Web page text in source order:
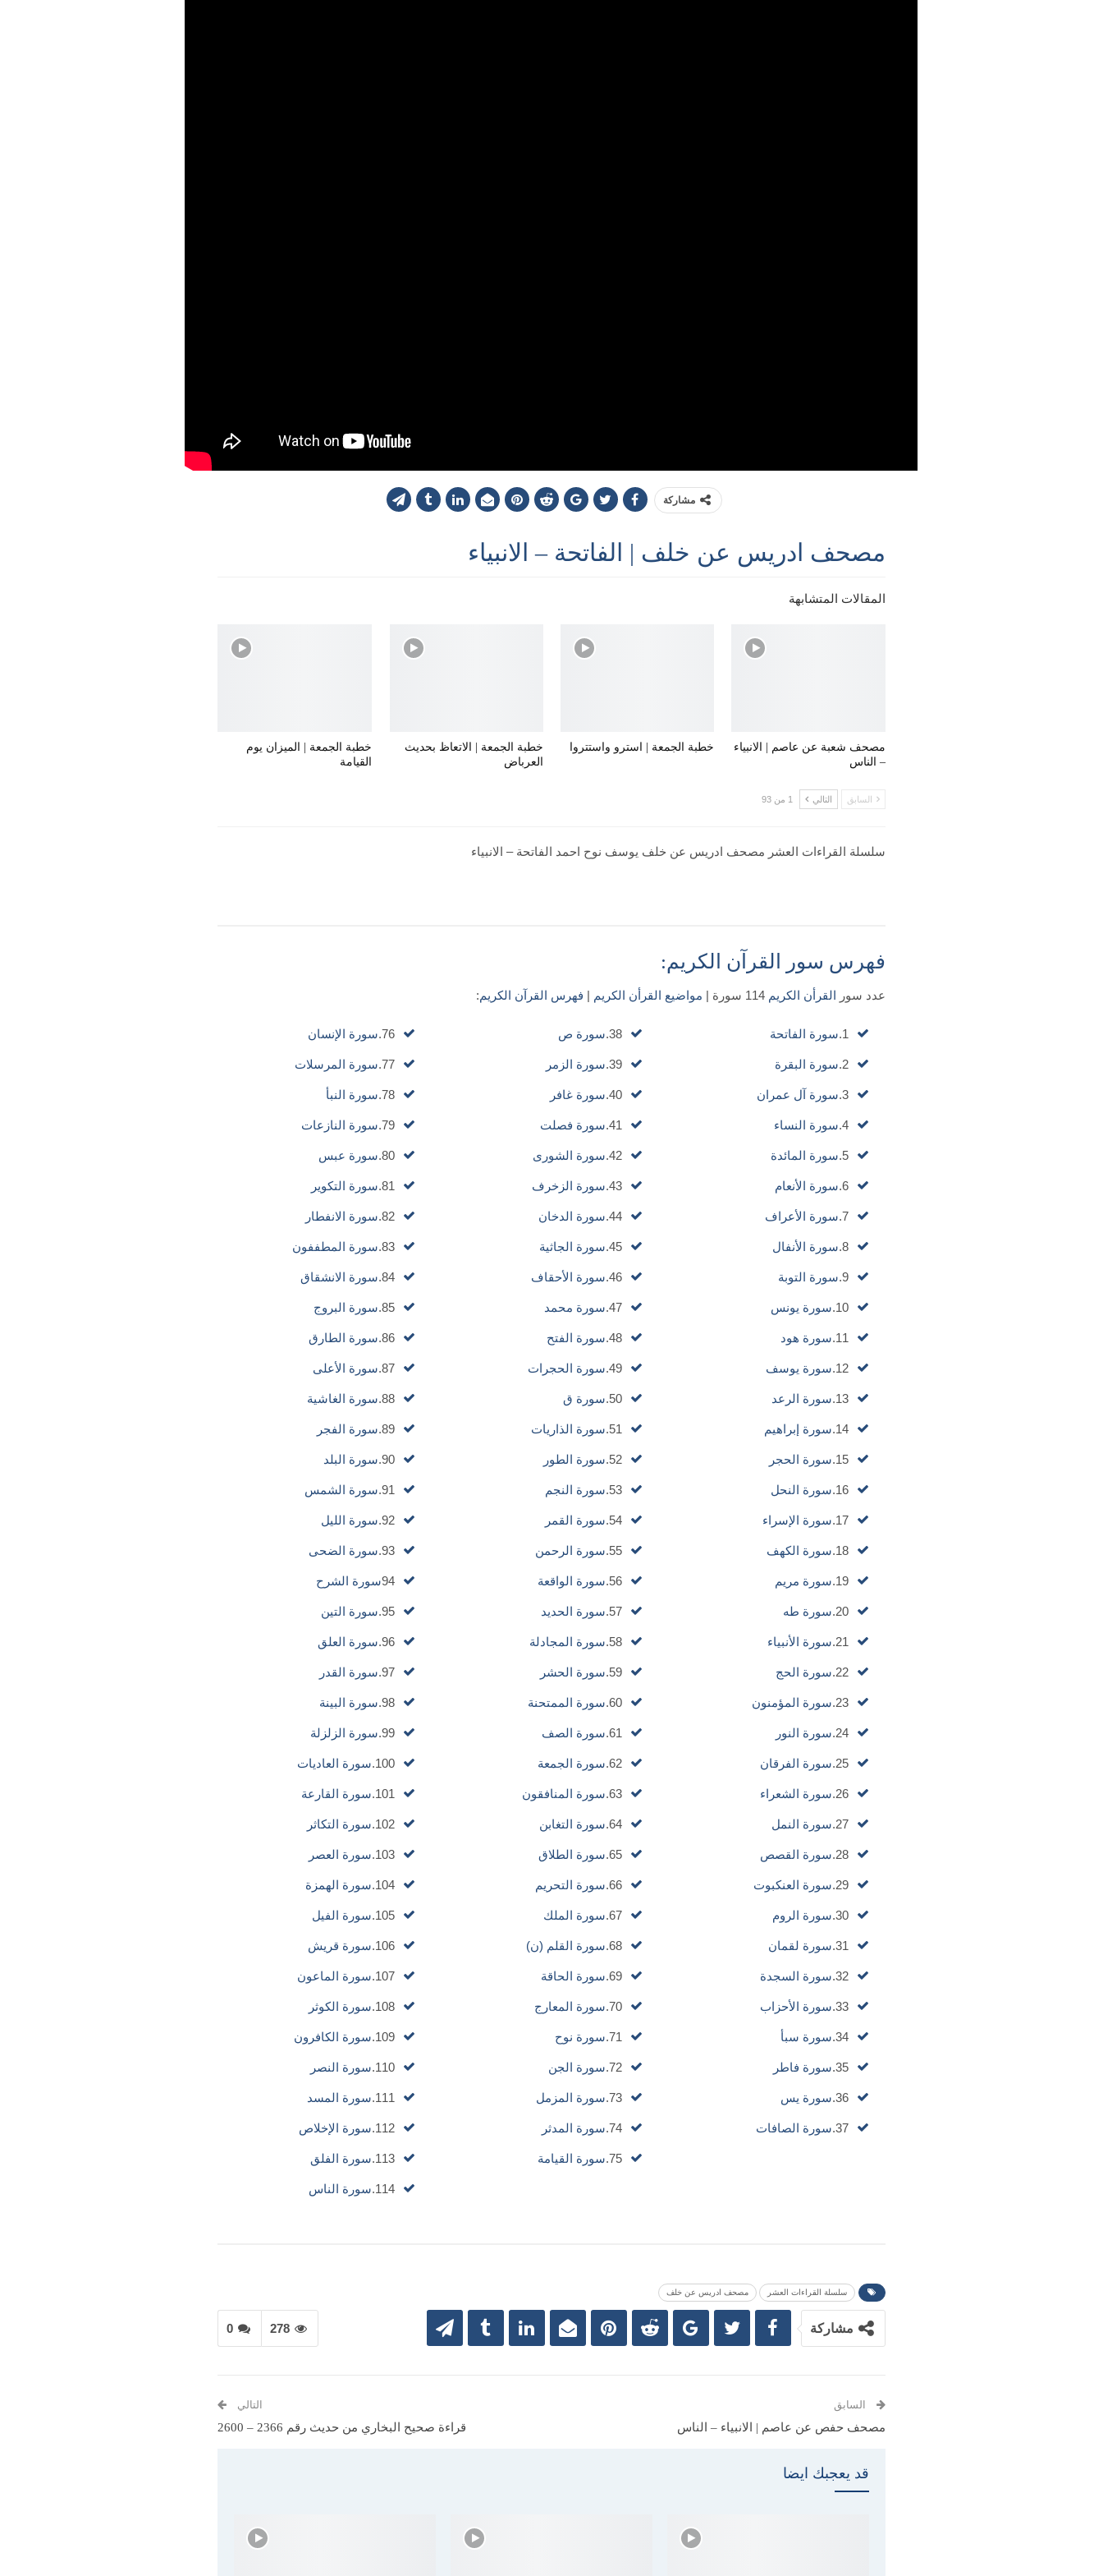
مشاركة
مصحف ادريس عن خلف | الفاتحة – الانبياء
المقالات المتشابهة
مصحف شعبة عن عاصم | الانبياء
– الناس
خطبة الجمعة | استرو واستتروا
خطبة الجمعة | الاتعاظ بحديث
العرباض
خطبة الجمعة | الميزان يوم
القيامة
السابق التالي 1 من 93
سلسلة القراءات العشر مصحف ادريس عن خلف يوسف نوح احمد الفاتحة – الانبياء
فهرس سور القرآن الكريم:
عدد سور القرأن الكريم 114 سورة | مواضيع القرأن الكريم | فهرس القرآن الكريم:
1. سورة الفاتحة
2. سورة البقرة
3. سورة آل عمران
4. سورة النساء
5. سورة المائدة
6. سورة الأنعام
7. سورة الأعراف
8. سورة الأنفال
9. سورة التوبة
10. سورة يونس
11. سورة هود
12. سورة يوسف
13. سورة الرعد
14. سورة إبراهيم
15. سورة الحجر
16. سورة النحل
17. سورة الإسراء
18. سورة الكهف
19. سورة مريم
20. سورة طه
21. سورة الأنبياء
22. سورة الحج
23. سورة المؤمنون
24. سورة النور
25. سورة الفرقان
26. سورة الشعراء
27. سورة النمل
28. سورة القصص
29. سورة العنكبوت
30. سورة الروم
31. سورة لقمان
32. سورة السجدة
33. سورة الأحزاب
34. سورة سبأ
35. سورة فاطر
36. سورة يس
37. سورة الصافات
38. سورة ص
39. سورة الزمر
40. سورة غافر
41. سورة فصلت
42. سورة الشورى
43. سورة الزخرف
44. سورة الدخان
45. سورة الجاثية
46. سورة الأحقاف
47. سورة محمد
48. سورة الفتح
49. سورة الحجرات
50. سورة ق
51. سورة الذاريات
52. سورة الطور
53. سورة النجم
54. سورة القمر
55. سورة الرحمن
56. سورة الواقعة
57. سورة الحديد
58. سورة المجادلة
59. سورة الحشر
60. سورة الممتحنة
61. سورة الصف
62. سورة الجمعة
63. سورة المنافقون
64. سورة التغابن
65. سورة الطلاق
66. سورة التحريم
67. سورة الملك
68. سورة القلم (ن)
69. سورة الحاقة
70. سورة المعارج
71. سورة نوح
72. سورة الجن
73. سورة المزمل
74. سورة المدثر
75. سورة القيامة
76. سورة الإنسان
77. سورة المرسلات
78. سورة النبأ
79. سورة النازعات
80. سورة عبس
81. سورة التكوير
82. سورة الانفطار
83. سورة المطففون
84. سورة الانشقاق
85. سورة البروج
86. سورة الطارق
87. سورة الأعلى
88. سورة الغاشية
89. سورة الفجر
90. سورة البلد
91. سورة الشمس
92. سورة الليل
93. سورة الضحى
94سورة الشرح
95. سورة التين
96. سورة العلق
97. سورة القدر
98. سورة البينة
99. سورة الزلزلة
100. سورة العاديات
101. سورة القارعة
102. سورة التكاثر
103. سورة العصر
104. سورة الهمزة
105. سورة الفيل
106. سورة قريش
107. سورة الماعون
108. سورة الكوثر
109. سورة الكافرون
110. سورة النصر
111. سورة المسد
112. سورة الإخلاص
113. سورة الفلق
114. سورة الناس
سلسلة القراءات العشر مصحف ادريس عن خلف
0 278 مشاركة
السابق
مصحف حفص عن عاصم | الانبياء – الناس
التالي
قراءة صحيح البخاري من حديث رقم 2366 – 2600
قد يعجبك ايضا